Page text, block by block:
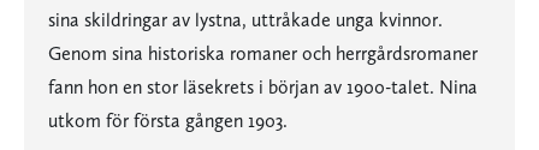
sina skildringar av lystna, uttråkade unga kvinnor.
Genom sina historiska romaner och herrgårdsromaner
fann hon en stor läsekrets i början av 1900-talet. Nina
utkom för första gången 1903.